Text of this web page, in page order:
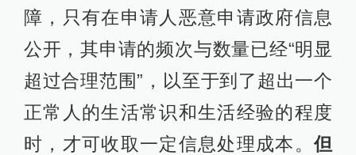
障，只有在申请人恶意申请政府信息
公开，其申请的频次与数量已经“明显
超过合理范围”，以至于到了超出一个
正常人的生活常识和生活经验的程度
时，才可收取一定信息处理成本。但